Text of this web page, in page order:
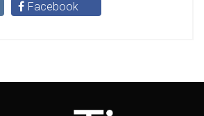
Facebook